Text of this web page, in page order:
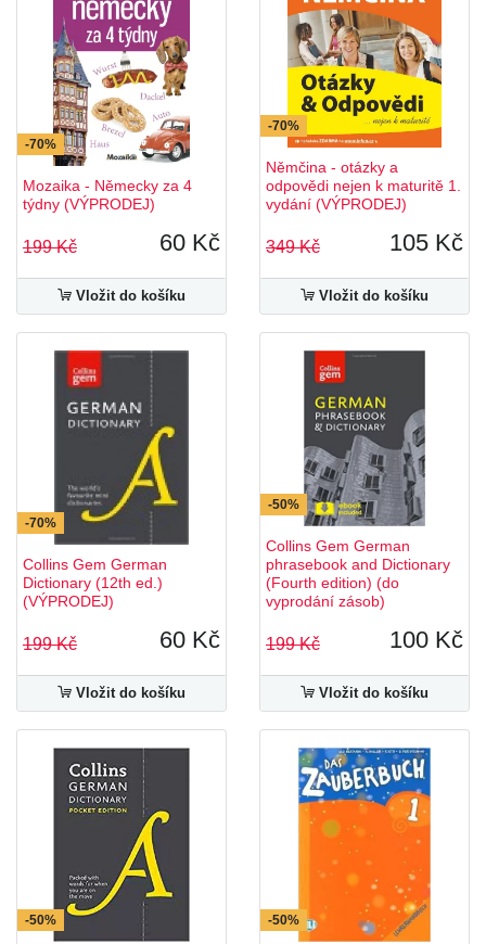
-70%
Mozaika - Německy za 4
týdny (VÝPRODEJ)
199 Kč 60 Kč
Vložit do košíku
-70%
Němčina - otázky a
odpovědi nejen k maturitě 1.
vydání (VÝPRODEJ)
349 Kč 105 Kč
Vložit do košíku
-70%
Collins Gem German
Dictionary (12th ed.)
(VÝPRODEJ)
199 Kč 60 Kč
Vložit do košíku
-50%
Collins Gem German
phrasebook and Dictionary
(Fourth edition) (do
vyprodání zásob)
199 Kč 100 Kč
Vložit do košíku
-50% -50%